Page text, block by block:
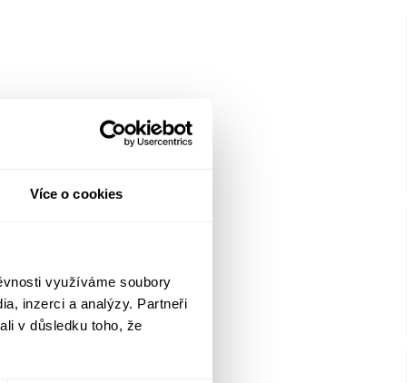
Více o cookies
využíváme soubory
inzerci a analýzy. Partneři
v důsledku toho, že